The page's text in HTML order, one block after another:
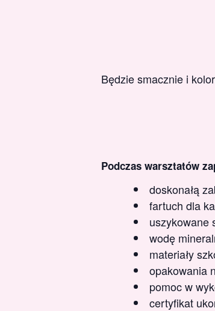
Będzie smacznie i
Podczas warsztatów
doskonałą
fartuch dla
uszykowane
wodę
materiały
opakowania
pomoc w
certyfikat